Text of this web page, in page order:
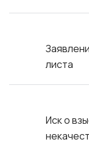
листа
Иск о